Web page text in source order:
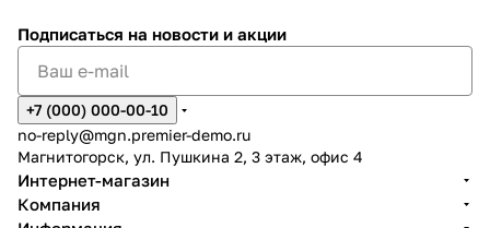
Подписаться на новости и акции
+7 (000) 000-00-10
no-reply@mgn.premier-demo.ru
Магнитогорск, ул. Пушкина 2, 3 этаж, офис 4
Интернет-магазин
Компания